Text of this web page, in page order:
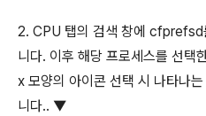
2. CPU 탭의 검색 창에 cfprefsd
니다. 이후 해당 프로세스를 선택
x 모양의 아이콘 선택 시 나타나
니다.. ▼